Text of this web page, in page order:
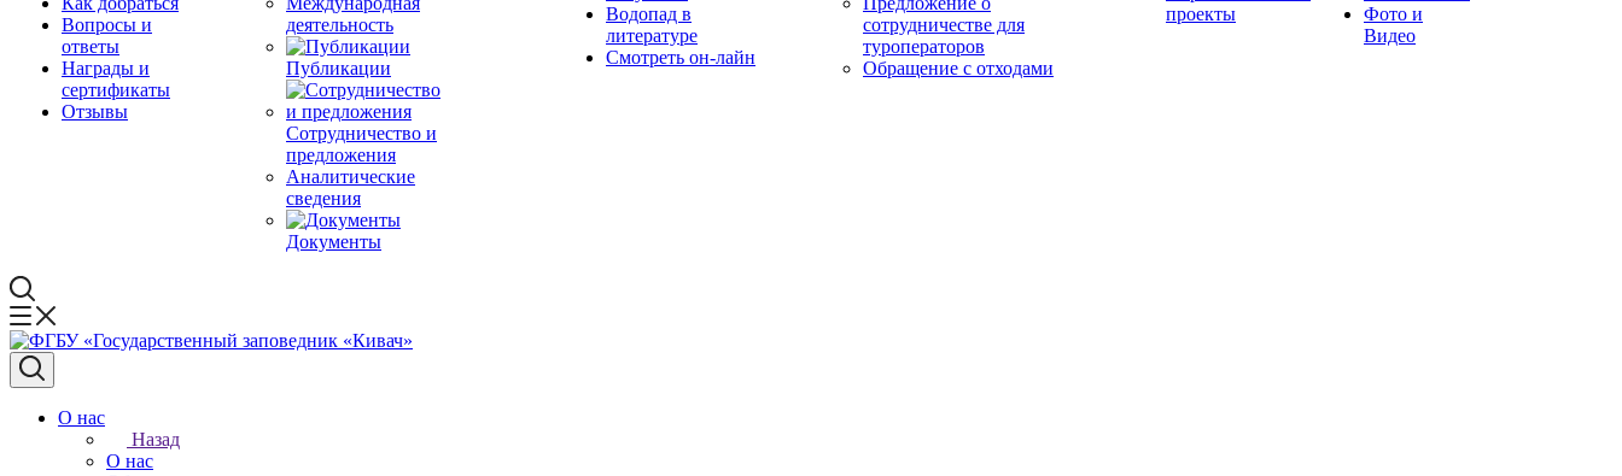
Вопросы и
ответы
Награды и
сертификаты
Отзывы
деятельность
Публикации
Сотрудничество и
предложения
Аналитические
сведения
Документы
Водопад в
литературе
Смотреть он-лайн
сотрудничестве для
туроператоров
Обращение с отходами
проекты
Фото и
Видео
О нас
Назад
О нас